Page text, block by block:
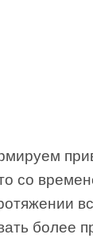
со
более